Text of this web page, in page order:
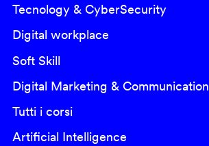
Tecnology & CyberSecurity
Digital workplace
Soft Skill
Digital Marketing & Communication
Tutti i corsi
Artificial Intelligence